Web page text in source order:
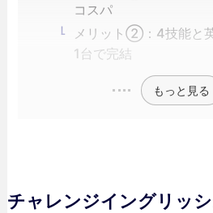
コスパ
メリット②：4技能と
1台で完結
もっと見る
チャレンジイングリッ